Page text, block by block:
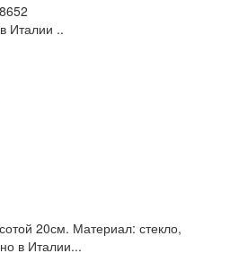
Италии ..
20см. Материал: стекло,
в Италии...